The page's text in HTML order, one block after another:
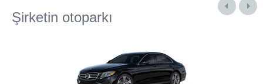
Şirketin otoparkı